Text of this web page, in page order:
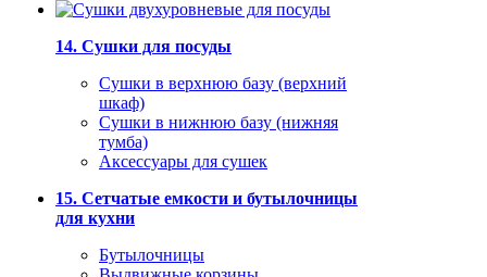
14. Сушки для посуды
Сушки в верхнюю базу (верхний
шкаф)
Сушки в нижнюю базу (нижняя
тумба)
Аксессуары для сушек
15. Сетчатые емкости и бутылочницы
для кухни
Бутылочницы